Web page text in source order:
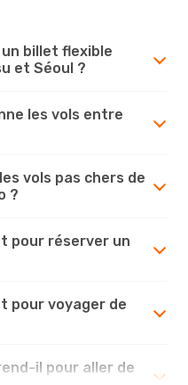
billet flexible
et Séoul ?
les vols entre
vols pas chers de
?
pour réserver un
pour voyager de
il pour aller de